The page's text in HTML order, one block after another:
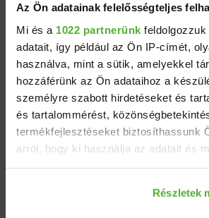
Az Ön adatainak felelősségteljes
Mi és a 1022 partnerünk
adatait, így például az Ön IP-címét,
használva, mint a sütik, amelyekkel
hozzáférünk az Ön adataihoz a
személyre szabott hirdetéseket és
és tartalommérést,
termékfejlesztéseket biztosíthassunk
arról, hogy ki használja az adatait és
Információgyűjtés az Ön földrajzi
Részletek
Ingatlanok
Eladó házak
Eladó lakások
Települések